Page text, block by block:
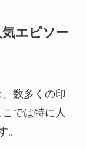
エピソー
数多くの印
では特に人
。